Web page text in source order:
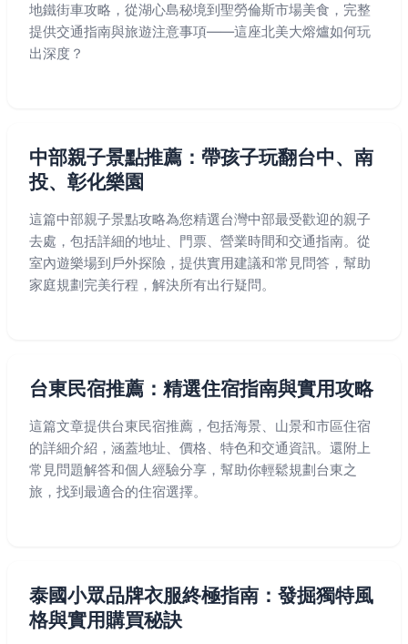
地鐵街車攻略，從湖心島秘境到聖勞倫斯市場美食，完整
提供交通指南與旅遊注意事項——這座北美大熔爐如何玩
出深度？
中部親子景點推薦：帶孩子玩翻台中、南
投、彰化樂園
這篇中部親子景點攻略為您精選台灣中部最受歡迎的親子
去處，包括詳細的地址、門票、營業時間和交通指南。從
室內遊樂場到戶外探險，提供實用建議和常見問答，幫助
家庭規劃完美行程，解決所有出行疑問。
台東民宿推薦：精選住宿指南與實用攻略
這篇文章提供台東民宿推薦，包括海景、山景和市區住宿
的詳細介紹，涵蓋地址、價格、特色和交通資訊。還附上
常見問題解答和個人經驗分享，幫助你輕鬆規劃台東之
旅，找到最適合的住宿選擇。
泰國小眾品牌衣服終極指南：發掘獨特風
格與實用購買秘訣